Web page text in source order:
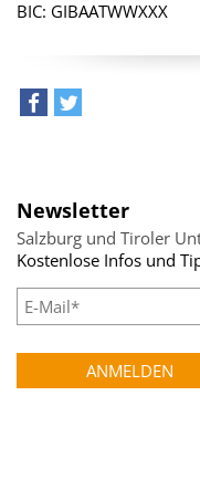
BIC: GIBAATWWXXX
Newsletter
Salzburg und Tiroler
Kostenlose Infos und